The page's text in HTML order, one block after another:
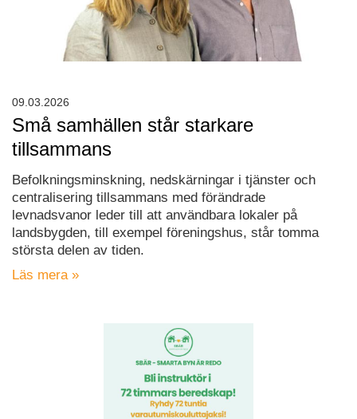
Små samhällen står starkare
tillsammans
Befolkningsminskning, nedskärningar i tjänster och
centralisering tillsammans med förändrade
levnadsvanor leder till att användbara lokaler på
landsbygden, till exempel föreningshus, står tomma
största delen av tiden.
Läs mera »
09.03.2026